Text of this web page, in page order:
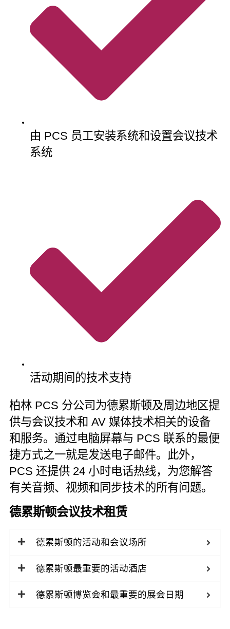
由 PCS 员工安装系统和设置会议技术
系统
活动期间的技术支持
柏林 PCS 分公司为德累斯顿及周边地区提
供与会议技术和 AV 媒体技术相关的设备
和服务。通过电脑屏幕与 PCS 联系的最便
捷方式之一就是发送电子邮件。此外，
PCS 还提供 24 小时电话热线，为您解答
有关音频、视频和同步技术的所有问题。
德累斯顿会议技术租赁
德累斯顿的活动和会议场所
德累斯顿最重要的活动酒店
德累斯顿博览会和最重要的展会日期